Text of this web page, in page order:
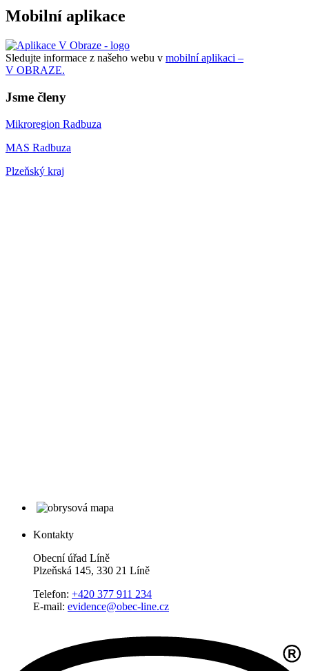
Mobilní aplikace
Sledujte informace z našeho webu v mobilní aplikaci –
V OBRAZE.
Jsme členy
Mikroregion Radbuza
MAS Radbuza
Plzeňský kraj
Kontakty
Obecní úřad Líně
Plzeňská 145, 330 21 Líně
Telefon: +420 377 911 234
E-mail: evidence@obec-line.cz